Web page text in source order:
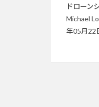
ドローン
Michael
年05月22